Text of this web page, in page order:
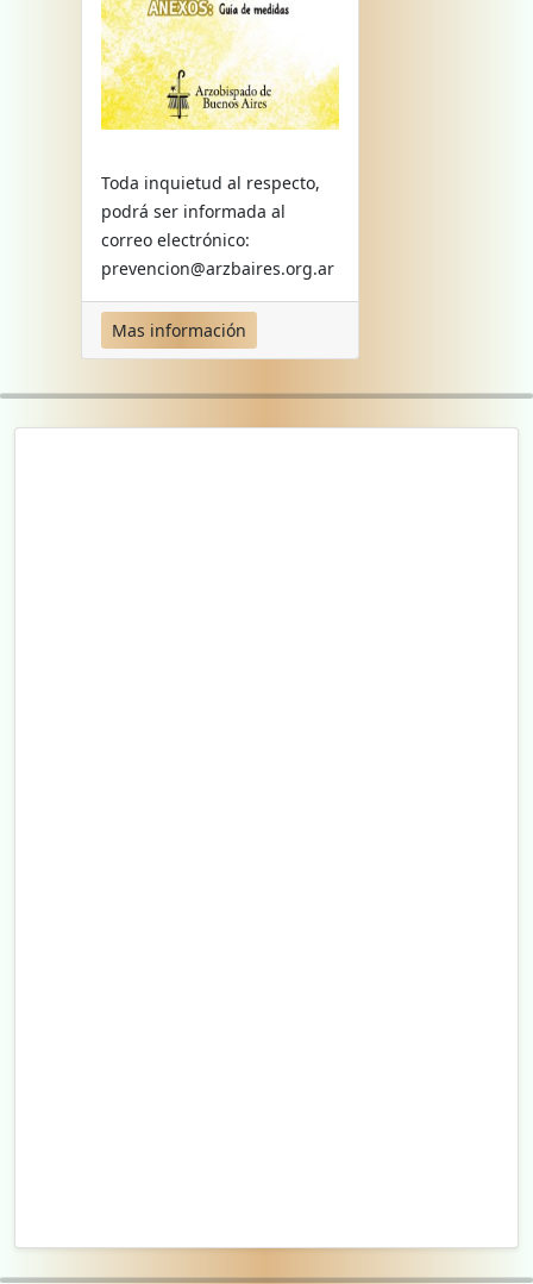
Toda inquietud al respecto,
podrá ser informada al
correo electrónico:
prevencion@arzbaires.org.ar
Mas información